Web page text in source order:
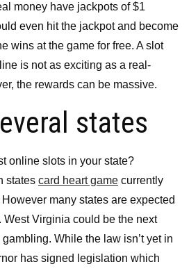
money have jackpots of $1
even hit the jackpot and become
wins at the game for free. A slot
is not as exciting as a real-
the rewards can be massive.
states
online slots in your state?
states card heart game currently
many states are expected
Virginia could be the next
While the law isn’t yet in
has signed legislation which